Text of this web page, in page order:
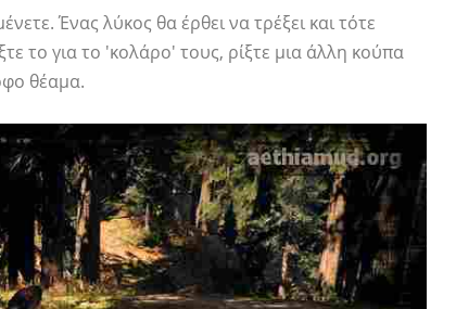
Ένας λύκος θα έρθει να τρέξει και τότε
το για το 'κολάρο' τους, ρίξτε μια άλλη κούπα
θέαμα.